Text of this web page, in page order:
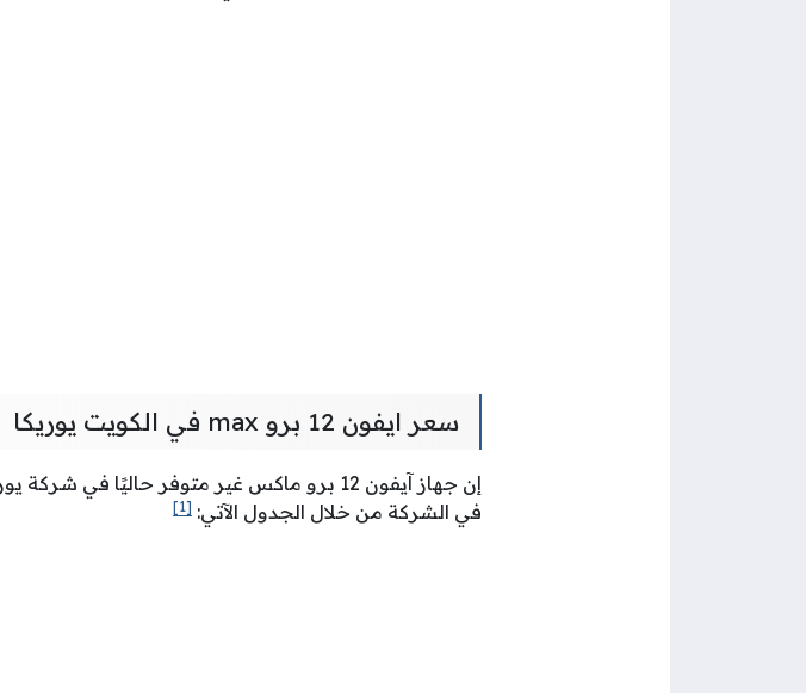
سعر ايفون 12 برو max في الكويت يوريكا
إن جهاز آيفون 12 برو ماكس غير متوفر حاليًا في
في الشركة من خلال الجدول الآتي: [1]